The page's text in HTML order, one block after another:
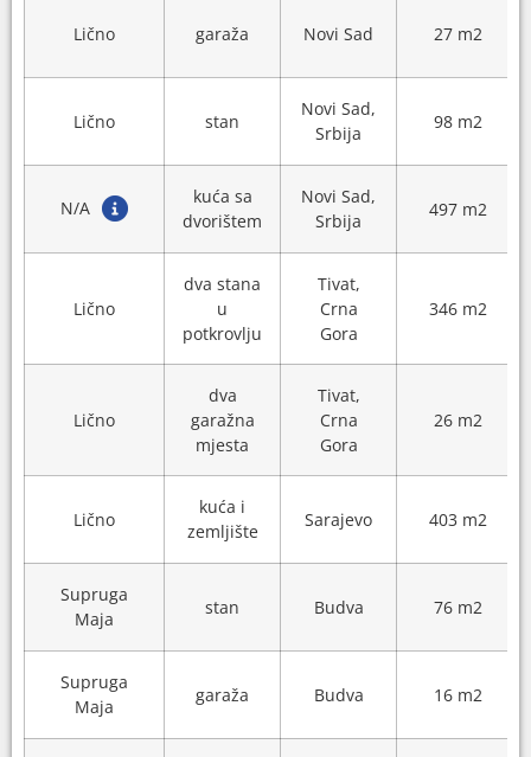
Lično garaža Novi Sad 27 m2
Lično stan
Novi Sad,
Srbija
98 m2
N/A
kuća sa
dvorištem
Novi Sad,
Srbija
497 m2
Lično
dva stana
u
potkrovlju
Tivat,
Crna
Gora
346 m2
Lično
dva
garažna
mjesta
Tivat,
Crna
Gora
26 m2
Lično
kuća i
zemljište
Sarajevo 403 m2
Supruga
Maja
stan Budva 76 m2
Supruga
Maja
garaža Budva 16 m2